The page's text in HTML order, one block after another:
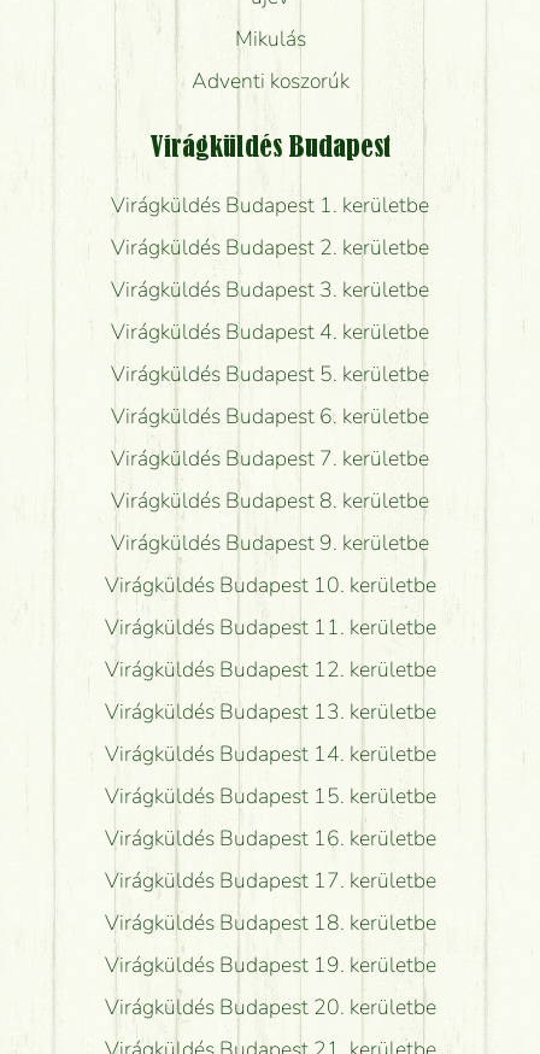
Mikulás
Adventi koszorúk
Virágküldés Budapest
Virágküldés Budapest 1. kerületbe
Virágküldés Budapest 2. kerületbe
Virágküldés Budapest 3. kerületbe
Virágküldés Budapest 4. kerületbe
Virágküldés Budapest 5. kerületbe
Virágküldés Budapest 6. kerületbe
Virágküldés Budapest 7. kerületbe
Virágküldés Budapest 8. kerületbe
Virágküldés Budapest 9. kerületbe
Virágküldés Budapest 10. kerületbe
Virágküldés Budapest 11. kerületbe
Virágküldés Budapest 12. kerületbe
Virágküldés Budapest 13. kerületbe
Virágküldés Budapest 14. kerületbe
Virágküldés Budapest 15. kerületbe
Virágküldés Budapest 16. kerületbe
Virágküldés Budapest 17. kerületbe
Virágküldés Budapest 18. kerületbe
Virágküldés Budapest 19. kerületbe
Virágküldés Budapest 20. kerületbe